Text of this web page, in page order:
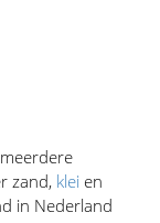
zand, klei
in Nederland